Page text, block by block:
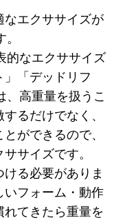
なエクササイズが
。
的なエクササイズ
」「デッドリフ
、高重量を扱うこ
るだけでなく、
ができるので、
サイズです。
る必要がありま
いフォーム・動作
てきたら重量を